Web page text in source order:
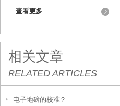
查看更多
相关文章
RELATED ARTICLES
电子地磅的校准？